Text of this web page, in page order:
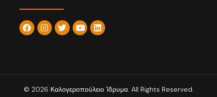
© 2026 Καλογεροπούλειο Ίδρυμα. All Rights Reserved.